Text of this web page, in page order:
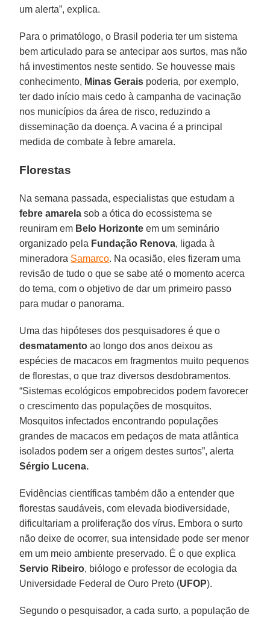
um alerta”, explica.
Para o primatólogo, o Brasil poderia ter um sistema
bem articulado para se antecipar aos surtos, mas não
há investimentos neste sentido. Se houvesse mais
conhecimento, Minas Gerais poderia, por exemplo,
ter dado início mais cedo à campanha de vacinação
nos municípios da área de risco, reduzindo a
disseminação da doença. A vacina é a principal
medida de combate à febre amarela.
Florestas
Na semana passada, especialistas que estudam a
febre amarela sob a ótica do ecossistema se
reuniram em Belo Horizonte em um seminário
organizado pela Fundação Renova, ligada à
mineradora Samarco. Na ocasião, eles fizeram uma
revisão de tudo o que se sabe até o momento acerca
do tema, com o objetivo de dar um primeiro passo
para mudar o panorama.
Uma das hipóteses dos pesquisadores é que o
desmatamento ao longo dos anos deixou as
espécies de macacos em fragmentos muito pequenos
de florestas, o que traz diversos desdobramentos.
“Sistemas ecológicos empobrecidos podem favorecer
o crescimento das populações de mosquitos.
Mosquitos infectados encontrando populações
grandes de macacos em pedaços de mata atlântica
isolados podem ser a origem destes surtos”, alerta
Sérgio Lucena.
Evidências científicas também dão a entender que
florestas saudáveis, com elevada biodiversidade,
dificultariam a proliferação dos vírus. Embora o surto
não deixe de ocorrer, sua intensidade pode ser menor
em um meio ambiente preservado. É o que explica
Servio Ribeiro, biólogo e professor de ecologia da
Universidade Federal de Ouro Preto (UFOP).
Segundo o pesquisador, a cada surto, a população de